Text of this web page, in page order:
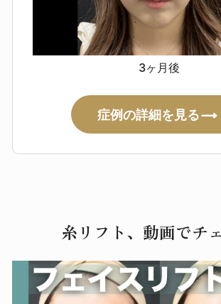
尖部の血流障害による
能性は完全には否定で
テスリフト
腫れ・赤み・痛み・む
つっぱり感・違和感
素沈着の可能性
左右
は完全対称ではありま
赤み・腫れ・痛み・つ
左右差
感染（まれ
が必要）
血管内注入
害（非常にまれ）
皮
3ヶ月後
症例の詳細を見る
糸リフト、動画でチ